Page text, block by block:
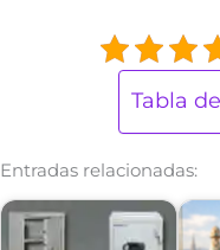
Tabla
Entradas relacionadas: